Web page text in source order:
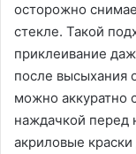
осторожно
стекле. Такой
приклеивание
после высыхания
можно аккуратно
наждачкой перед
акриловые